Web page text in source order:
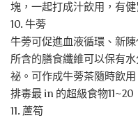
塊，一起打成汁飲用，有健
10. 牛蒡
牛蒡可促進血液循環、新
所含的膳食纖維可以保有
祕。可作成牛蒡茶隨時飲用
排毒最 in 的超級食物11~20
11. 蘆筍